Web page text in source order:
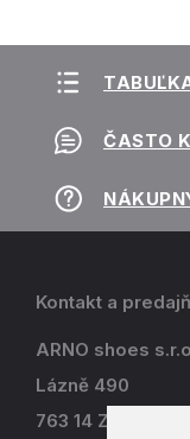
ČASTO
Kontakt a
ARNO shoes
Lázně 490
763 14 Zlín -